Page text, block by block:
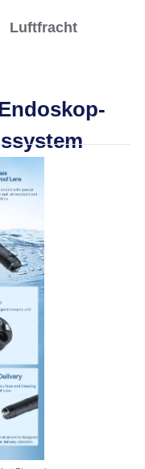
Luftfracht
Endoskop